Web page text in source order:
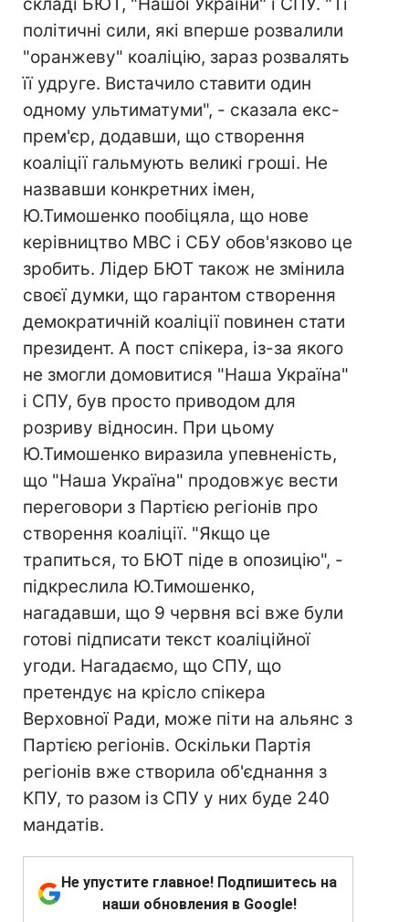
політичні сили, які вперше розвалили
"оранжеву" коаліцію, зараз розвалять
її удруге. Вистачило ставити один
одному ультиматуми", - сказала екс-
прем'єр, додавши, що створення
коаліції гальмують великі гроші. Не
назвавши конкретних імен,
Ю.Тимошенко пообіцяла, що нове
керівництво МВС і СБУ обов'язково це
зробить. Лідер БЮТ також не змінила
своєї думки, що гарантом створення
демократичній коаліції повинен стати
президент. А пост спікера, із-за якого
не змогли домовитися "Наша Україна"
і СПУ, був просто приводом для
розриву відносин. При цьому
Ю.Тимошенко виразила упевненість,
що "Наша Україна" продовжує вести
переговори з Партією регіонів про
створення коаліції. "Якщо це
трапиться, то БЮТ піде в опозицію", -
підкреслила Ю.Тимошенко,
нагадавши, що 9 червня всі вже були
готові підписати текст коаліційної
угоди. Нагадаємо, що СПУ, що
претендує на крісло спікера
Верховної Ради, може піти на альянс з
Партією регіонів. Оскільки Партія
регіонів вже створила об'єднання з
КПУ, то разом із СПУ у них буде 240
мандатів.
Не упустите главное! Подпишитесь на
наши обновления в Google!